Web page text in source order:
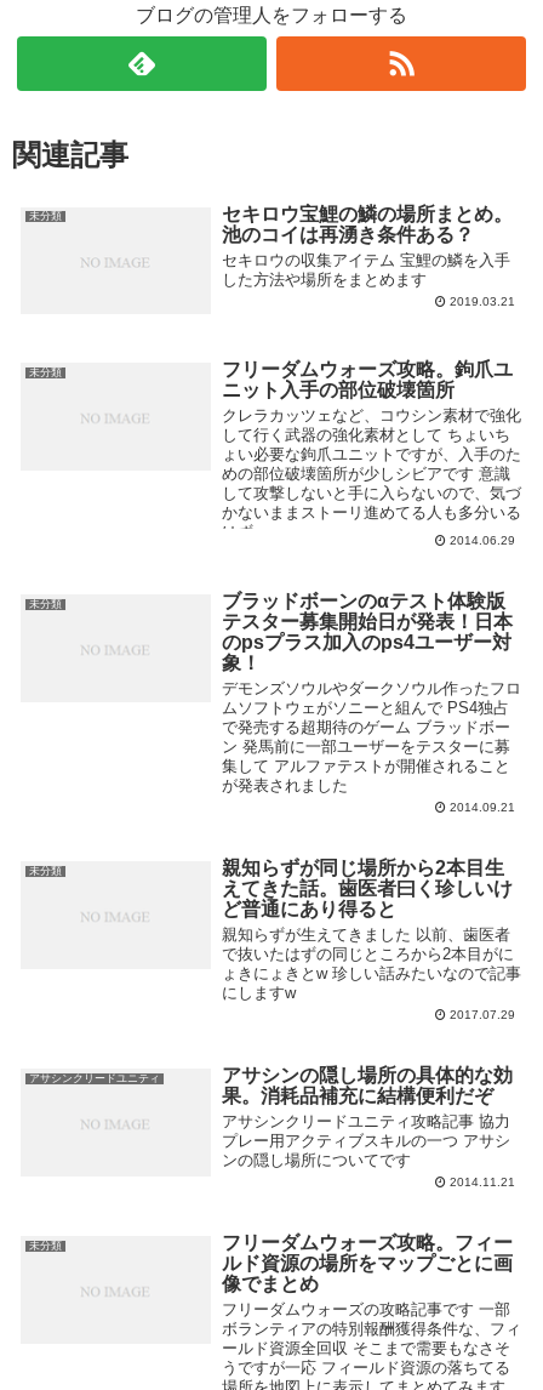
ブログの管理人をフォローする
関連記事
未分類
セキロウ宝鯉の鱗の場所まとめ。
池のコイは再湧き条件ある？
セキロウの収集アイテム 宝鯉の鱗を入手
した方法や場所をまとめます
2019.03.21
未分類
フリーダムウォーズ攻略。鉤爪ユ
ニット入手の部位破壊箇所
クレラカッツェなど、コウシン素材で強化
して行く武器の強化素材として ちょいち
ょい必要な鉤爪ユニットですが、入手のた
めの部位破壊箇所が少しシビアです 意識
して攻撃しないと手に入らないので、気づ
かないままストーリ進めてる人も多分いる
はず...
2014.06.29
未分類
ブラッドボーンのαテスト体験版
テスター募集開始日が発表！日本
のpsプラス加入のps4ユーザー対
象！
デモンズソウルやダークソウル作ったフロ
ムソフトウェがソニーと組んで PS4独占
で発売する超期待のゲーム ブラッドボー
ン 発馬前に一部ユーザーをテスターに募
集して アルファテストが開催されること
が発表されました
2014.09.21
未分類
親知らずが同じ場所から2本目生
えてきた話。歯医者曰く珍しいけ
ど普通にあり得ると
親知らずが生えてきました 以前、歯医者
で抜いたはずの同じところから2本目がに
ょきにょきとw 珍しい話みたいなので記事
にしますw
2017.07.29
アサシンクリードユニティ
アサシンの隠し場所の具体的な効
果。消耗品補充に結構便利だぞ
アサシンクリードユニティ攻略記事 協力
プレー用アクティブスキルの一つ アサシ
ンの隠し場所についてです
2014.11.21
未分類
フリーダムウォーズ攻略。フィー
ルド資源の場所をマップごとに画
像でまとめ
フリーダムウォーズの攻略記事です 一部
ボランティアの特別報酬獲得条件な、フィ
ールド資源全回収 そこまで需要もなさそ
うですが一応 フィールド資源の落ちてる